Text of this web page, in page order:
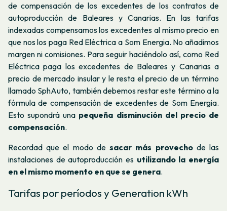
de compensación de los excedentes de los contratos de
autoproducción de Baleares y Canarias. En las tarifas
indexadas compensamos los excedentes al mismo precio en
que nos los paga Red Eléctrica a Som Energia. No añadimos
margen ni comisiones. Para seguir haciéndolo así, como Red
Eléctrica paga los excedentes de Baleares y Canarias a
precio de mercado insular y le resta el precio de un término
llamado SphAuto, también debemos restar este término a la
fórmula de compensación de excedentes de Som Energia.
Esto supondrá una pequeña disminución del precio de
compensación.
Recordad que el modo desacar más provechode las
instalaciones de autoproducción es utilizando la energía
en el mismo momento en que se genera.
Tarifas por períodos y Generation kWh